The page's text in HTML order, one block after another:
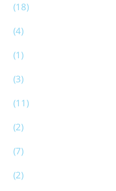
(18)
(4)
(1)
(3)
(11)
(2)
(7)
(2)